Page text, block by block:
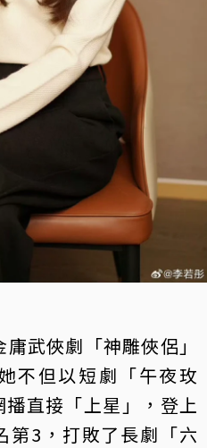
庸武俠劇「神雕俠侶」
不但以短劇「午夜玫
直接「上星」，登上
第3，打敗了長劇「六